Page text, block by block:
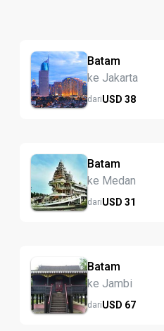
Batam
ke Jakarta
dariUSD 38
Batam
ke Medan
dariUSD 31
Batam
ke Jambi
dariUSD 67